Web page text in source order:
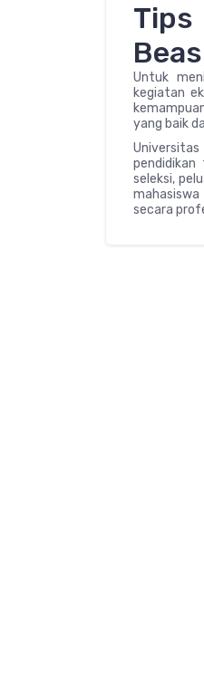
Untuk
kegiatan
yang baik
seleksi,
secara